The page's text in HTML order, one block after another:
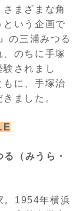
まざまな角
という企画で
の三浦みつる
のちに手塚
されまし
もに、手塚治
ました。
る（みうら・
1954年横浜